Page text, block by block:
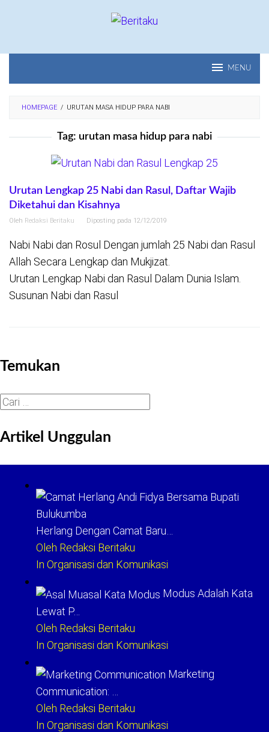
MENU
HOMEPAGE / URUTAN MASA HIDUP PARA NABI
Tag: urutan masa hidup para nabi
Urutan Lengkap 25 Nabi dan Rasul, Daftar Wajib
Diketahui dan Kisahnya
Oleh Redaksi Beritaku Diposting pada 12/12/2019
Nabi Nabi dan Rosul Dengan jumlah 25 Nabi dan Rasul
Allah Secara Lengkap dan Mukjizat.
Urutan Lengkap Nabi dan Rasul Dalam Dunia Islam.
Susunan Nabi dan Rasul
Temukan
Cari
Artikel Unggulan
Herlang Dengan Camat Baru…
Oleh Redaksi Beritaku
In Organisasi dan Komunikasi
Modus Adalah Kata
Lewat P…
Oleh Redaksi Beritaku
In Organisasi dan Komunikasi
Marketing
Communication: …
Oleh Redaksi Beritaku
In Organisasi dan Komunikasi